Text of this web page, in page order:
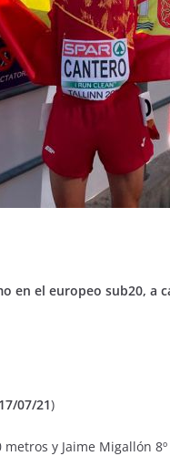
en el europeo sub20, a
07/21)
y Jaime Migallón